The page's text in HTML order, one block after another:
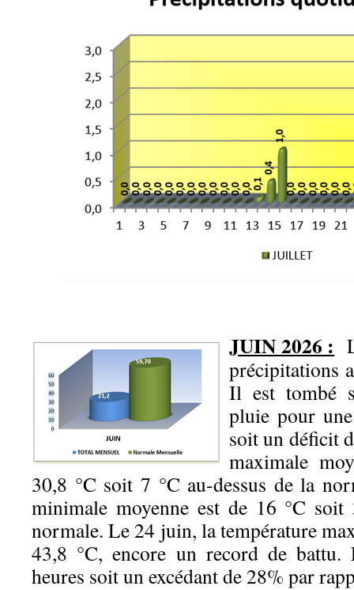
JUIN 2026 :
précipitations
Il est tombé
pluie pour
soit un déficit
maximale
30,8 °C soit 7 °C au-dessus de la
minimale moyenne est de 16 °C soit
normale. Le 24 juin, la température
43,8 °C, encore un record de
heures soit un excédant de 28% par